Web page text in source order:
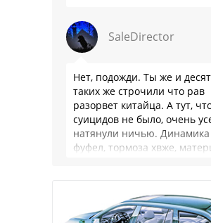
SaleDirector
Нет, подожди. Ты же и
таких же строчили что рав
разорвет китайца. А тут,
суицидов не было, очень
натянули ничью. Динамика
фуфел, тормоза хвже,